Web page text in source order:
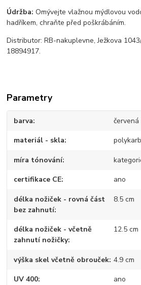
Údržba: Omývejte vlažnou mýdlovou
hadříkem, chraňte před poškrábáním.
Distributor: RB-nakuplevne, Ježkova
18894917.
Parametry
barva červená
materiál - skla
míra tónování
certifikace CE ano
délka nožiček - rovná část
bez zahnutí
8.5 cm
délka nožiček - včetně
zahnutí nožičky
12.5 cm
výška skel včetně obrouček 4.9 cm
UV 400 ano